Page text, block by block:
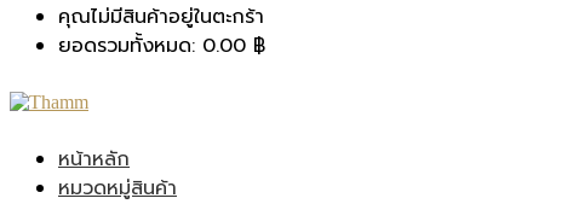
คุณไม่มีสินค้าอยู่ในตะกร้า
ยอดรวมทั้งหมด: 0.00 ฿
หน้าหลัก
หมวดหมู่สินค้า